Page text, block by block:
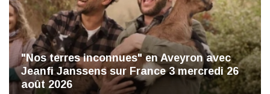
"Nos terres inconnues" en Aveyron avec
Jeanfi Janssens sur France 3 mercredi 26
août 2026